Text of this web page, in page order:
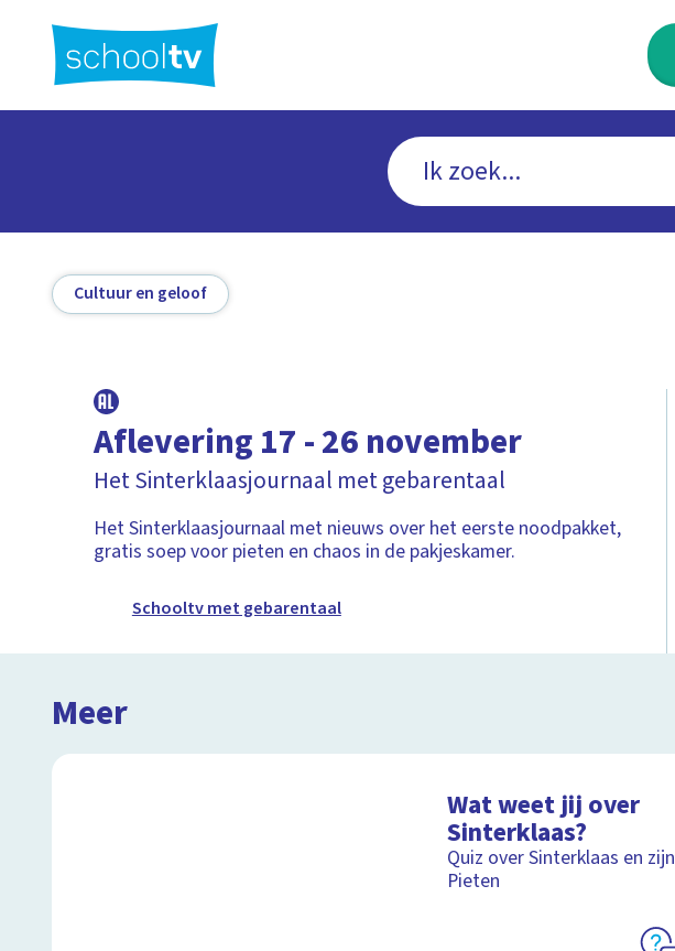
hoofdinhoud
Cultuur en geloof
Aflevering 17 - 26 november
Het Sinterklaasjournaal met gebarentaal
Het Sinterklaasjournaal met nieuws over het eerste noodpakket,
gratis soep voor pieten en chaos in de pakjeskamer.
Schooltv met gebarentaal
Meer
Wat weet jij over
Sinterklaas?
Quiz over Sinterklaas en zijn
Pieten